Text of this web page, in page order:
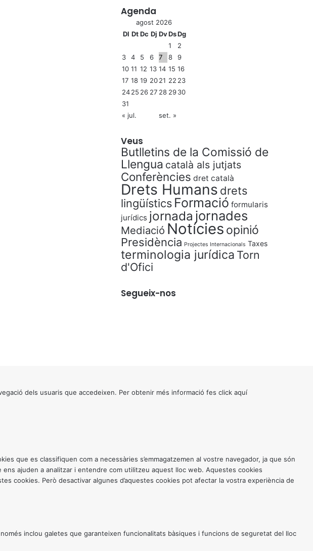
Agenda
agost 2026
Dl Dt Dc Dj DvDsDg
1
2
3
4 5 6 7 8
9
10 11 12 13 14 15 16
17 18 19 2021 22 23
2425 26 27 28 2930
31
« jul.
set. »
Veus
Butlletins de la Comissió de
Llengua català als jutjats
Conferències dret català
Drets Humans drets
lingüístics Formació formularis
jurídics jornada jornades
Mediació Notícies opinió
Presidència Projectes Internacionals Taxes
terminologia jurídica Torn
d'Ofici
Segueix-nos
dels usuaris que accedeixen. Per obtenir més informació fes click aquí
que es classifiquen com a necessàries s’emmagatzemen al vostre navegador, ja que són
ajuden a analitzar i entendre com utilitzeu aquest lloc web. Aquestes cookies
cookies. Però desactivar algunes d’aquestes cookies pot afectar la vostra experiència de
inclou galetes que garanteixen funcionalitats bàsiques i funcions de seguretat del lloc